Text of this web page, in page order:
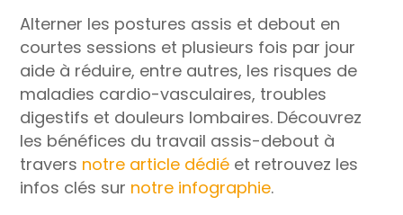
Alterner les postures assis et debout en
courtes sessions et plusieurs fois par jour
aide à réduire, entre autres, les risques de
maladies cardio-vasculaires, troubles
digestifs et douleurs lombaires. Découvrez
les bénéfices du travail assis-debout à
travers notre article dédié et retrouvez les
infos clés sur notre infographie.